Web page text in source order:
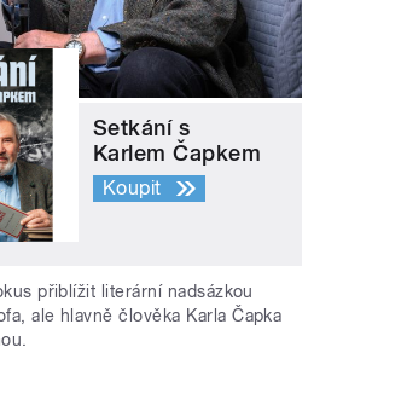
Setkání s
Karlem Čapkem
Koupit
přiblížit literární nadsázkou
ale hlavně člověka Karla Čapka